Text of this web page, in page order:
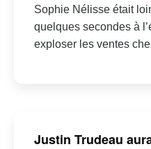
Sophie Nélisse était
quelques secondes à
exploser les ventes
Justin Trudeau